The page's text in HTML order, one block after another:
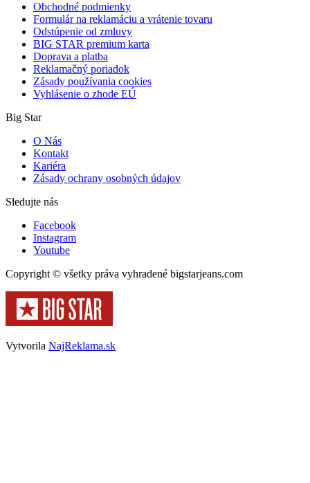
Obchodné podmienky
Formulár na reklamáciu a vrátenie tovaru
Odstúpenie od zmluvy
BIG STAR premium karta
Doprava a platba
Reklamačný poriadok
Zásady používania cookies
Vyhlásenie o zhode EÚ
Big Star
O Nás
Kontakt
Kariéra
Zásady ochrany osobných údajov
Sledujte nás
Facebook
Instagram
Youtube
Copyright © všetky práva vyhradené bigstarjeans.com
Vytvorila NajReklama.sk